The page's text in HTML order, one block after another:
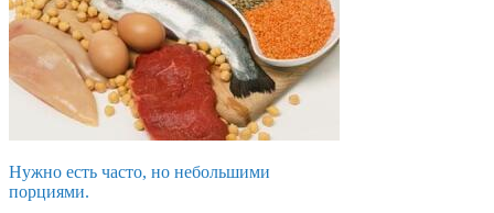
Нужно есть часто, но небольшими
порциями.